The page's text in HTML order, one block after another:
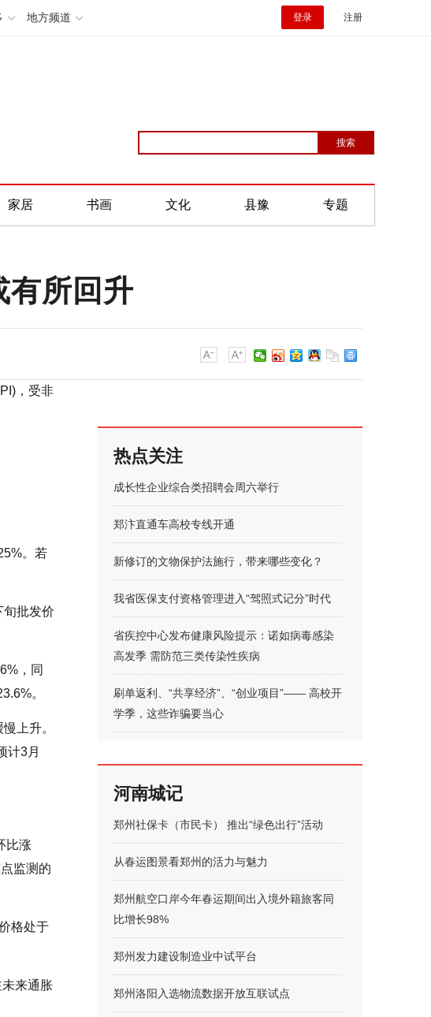
地方频道 登录 注册
家居 书画 文化 县豫 专题
有所回升
，受非
。若
旬批发价
，同
。
上升。
计3月
比涨
监测的
格处于
来通胀
热点关注
成长性企业综合类招聘会周六举行
郑汴直通车高校专线开通
新修订的文物保护法施行，带来哪些变化？
我省医保支付资格管理进入“驾照式记分”时代
省疾控中心发布健康风险提示：诺如病毒感染
高发季 需防范三类传染性疾病
刷单返利、“共享经济”、“创业项目”—— 高校开
学季，这些诈骗要当心
河南城记
郑州社保卡（市民卡） 推出“绿色出行”活动
从春运图景看郑州的活力与魅力
郑州航空口岸今年春运期间出入境外籍旅客同
比增长98%
郑州发力建设制造业中试平台
郑州洛阳入选物流数据开放互联试点